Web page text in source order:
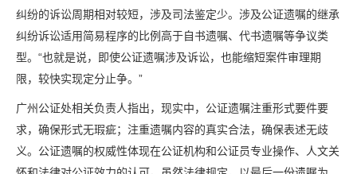
纠纷的诉讼周期相对较短，涉及司法鉴定少。涉及公证遗嘱的继承
纠纷诉讼适用简易程序的比例高于自书遗嘱、代书遗嘱等争议类
型。“也就是说，即使公证遗嘱涉及诉讼，也能缩短案件审理期
限，较快实现定分止争。”
广州公证处相关负责人指出，现实中，公证遗嘱注重形式要件要
求，确保形式无瑕疵；注重遗嘱内容的真实合法，确保表述无歧
义。公证遗嘱的权威性体现在公证机构和公证员专业操作、人文关